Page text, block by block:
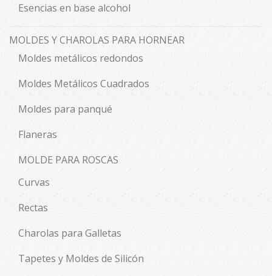
Esencias en base alcohol
MOLDES Y CHAROLAS PARA HORNEAR
Moldes metálicos redondos
Moldes Metálicos Cuadrados
Moldes para panqué
Flaneras
MOLDE PARA ROSCAS
Curvas
Rectas
Charolas para Galletas
Tapetes y Moldes de Silicón